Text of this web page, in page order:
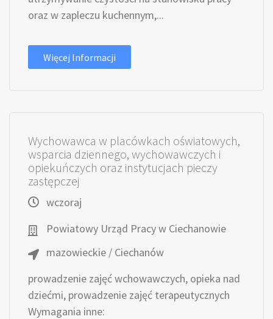
oraz w zapleczu kuchennym,...
Więcej Informacji
Wychowawca w placówkach oświatowych,
wsparcia dziennego, wychowawczych i
opiekuńczych oraz instytucjach pieczy
zastępczej
wczoraj
Powiatowy Urząd Pracy w Ciechanowie
mazowieckie / Ciechanów
prowadzenie zajęć wchowawczych, opieka nad
dziećmi, prowadzenie zajęć terapeutycznych
Wymagania inne: